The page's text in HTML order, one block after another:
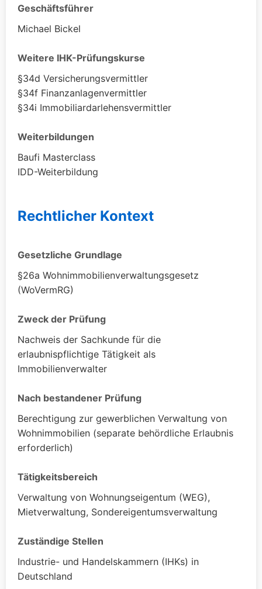
Geschäftsführer
Michael Bickel
Weitere IHK-Prüfungskurse
§34d Versicherungsvermittler
§34f Finanzanlagenvermittler
§34i Immobiliardarlehensvermittler
Weiterbildungen
Baufi Masterclass
IDD-Weiterbildung
Rechtlicher Kontext
Gesetzliche Grundlage
§26a Wohnimmobilienverwaltungsgesetz
(WoVermRG)
Zweck der Prüfung
Nachweis der Sachkunde für die
erlaubnispflichtige Tätigkeit als
Immobilienverwalter
Nach bestandener Prüfung
Berechtigung zur gewerblichen Verwaltung von
Wohnimmobilien (separate behördliche Erlaubnis
erforderlich)
Tätigkeitsbereich
Verwaltung von Wohnungseigentum (WEG),
Mietverwaltung, Sondereigentumsverwaltung
Zuständige Stellen
Industrie- und Handelskammern (IHKs) in
Deutschland